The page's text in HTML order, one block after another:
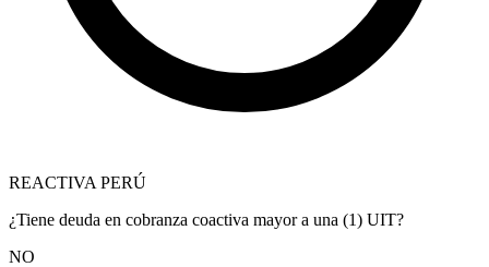
REACTIVA PERÚ
¿Tiene deuda en cobranza coactiva mayor a una (1) UIT?
NO